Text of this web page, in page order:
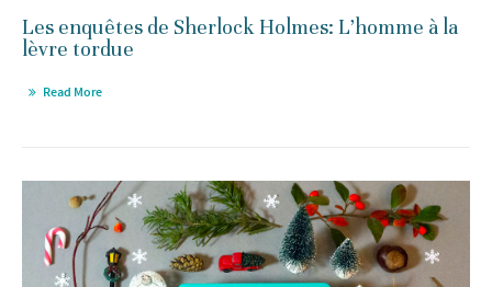
Les enquêtes de Sherlock Holmes: L’homme à la
lèvre tordue
Read More